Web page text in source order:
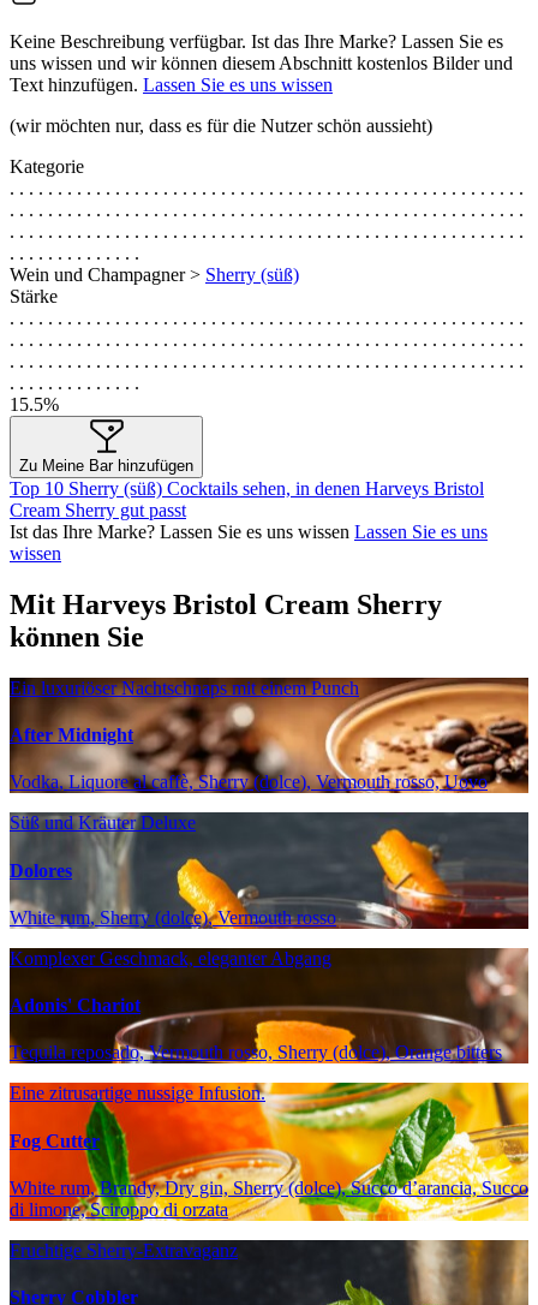
Keine Beschreibung verfügbar. Ist das Ihre Marke? Lassen Sie es
uns wissen und wir können diesem Abschnitt kostenlos Bilder und
Text hinzufügen. Lassen Sie es uns wissen
(wir möchten nur, dass es für die Nutzer schön aussieht)
Kategorie
. . . . . . . . . . . . . . . . . . . . . . . . . . . . . . . . . . . . . . . . . . . . . . . . . . . . . .
. . . . . . . . . . . . . . . . . . . . . . . . . . . . . . . . . . . . . . . . . . . . . . . . . . . . . .
. . . . . . . . . . . . . . . . . . . . . . . . . . . . . . . . . . . . . . . . . . . . . . . . . . . . . .
. . . . . . . . . . . . . .
Wein und Champagner > Sherry (süß)
Stärke
. . . . . . . . . . . . . . . . . . . . . . . . . . . . . . . . . . . . . . . . . . . . . . . . . . . . . .
. . . . . . . . . . . . . . . . . . . . . . . . . . . . . . . . . . . . . . . . . . . . . . . . . . . . . .
. . . . . . . . . . . . . . . . . . . . . . . . . . . . . . . . . . . . . . . . . . . . . . . . . . . . . .
. . . . . . . . . . . . . .
15.5%
Zu Meine Bar hinzufügen
Top 10 Sherry (süß) Cocktails sehen, in denen Harveys Bristol
Cream Sherry gut passt
Ist das Ihre Marke? Lassen Sie es uns wissen Lassen Sie es uns
wissen
Mit Harveys Bristol Cream Sherry
können Sie
Ein luxuriöser Nachtschnaps mit einem Punch
After Midnight
Vodka, Liquore al caffè, Sherry (dolce), Vermouth rosso, Uovo
Süß und Kräuter Deluxe
Dolores
White rum, Sherry (dolce), Vermouth rosso
Komplexer Geschmack, eleganter Abgang
Adonis' Chariot
Tequila reposado, Vermouth rosso, Sherry (dolce), Orange bitters
Eine zitrusartige nussige Infusion.
Fog Cutter
White rum, Brandy, Dry gin, Sherry (dolce), Succo d’arancia, Succo
di limone, Sciroppo di orzata
Fruchtige Sherry-Extravaganz
Sherry Cobbler